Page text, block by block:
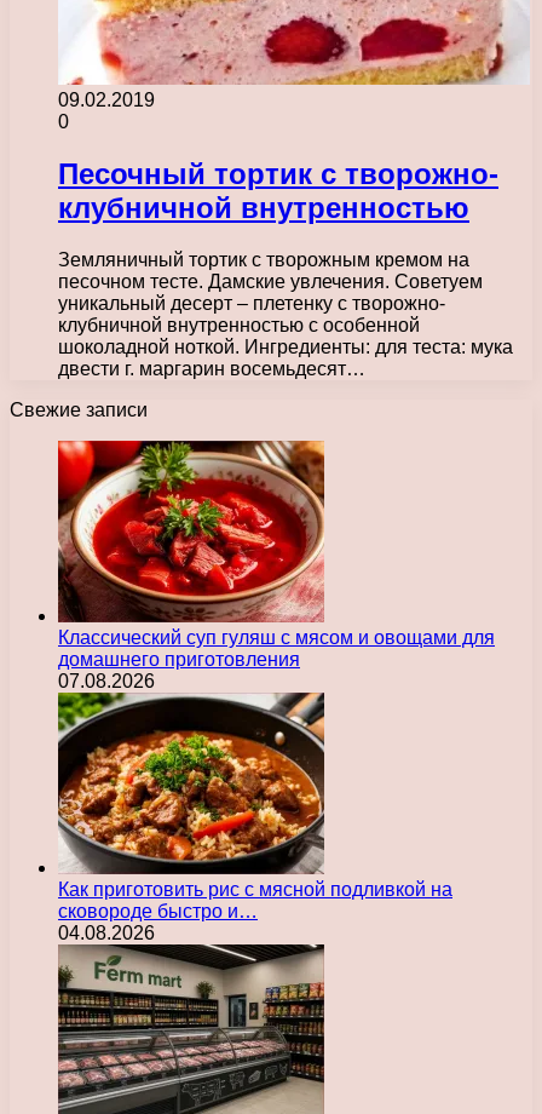
09.02.2019
0
Песочный тортик с творожно-
клубничной внутренностью
Земляничный тортик с творожным кремом на
песочном тесте. Дамские увлечения. Советуем
уникальный десерт – плетенку с творожно-
клубничной внутренностью с особенной
шоколадной ноткой. Ингредиенты: для теста: мука
двести г. маргарин восемьдесят…
Свежие записи
Классический суп гуляш с мясом и овощами для
домашнего приготовления
07.08.2026
Как приготовить рис с мясной подливкой на
сковороде быстро и…
04.08.2026